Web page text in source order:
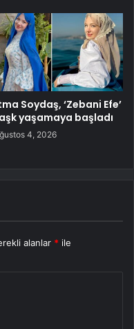
Soydaş, ‘Zebani Efe’
yaşamaya başladı
4, 2026
alanlar * ile